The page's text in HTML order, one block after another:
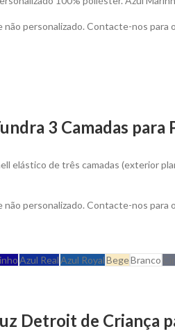
não personalizado. Contacte-nos
3 Camadas para
elástico de três camadas (exterior
não personalizado. Contacte-nos
Azul RealAzul RoyalBegeBranco
Detroit de Criança